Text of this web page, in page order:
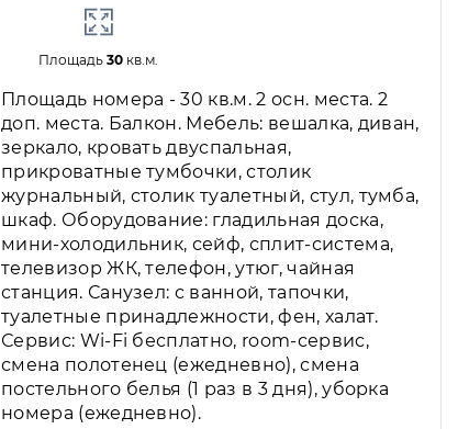
Площадь30 кв.м.
Площадь номера - 30 кв.м. 2 осн. места. 2
доп. места. Балкон. Мебель: вешалка, диван,
зеркало, кровать двуспальная,
прикроватные тумбочки, столик
журнальный, столик туалетный, стул, тумба,
шкаф. Оборудование: гладильная доска,
мини-холодильник, сейф, сплит-система,
телевизор ЖК, телефон, утюг, чайная
станция. Санузел: с ванной, тапочки,
туалетные принадлежности, фен, халат.
Сервис: Wi-Fi бесплатно, room-сервис,
смена полотенец (ежедневно), смена
постельного белья (1 раз в 3 дня), уборка
номера (ежедневно).